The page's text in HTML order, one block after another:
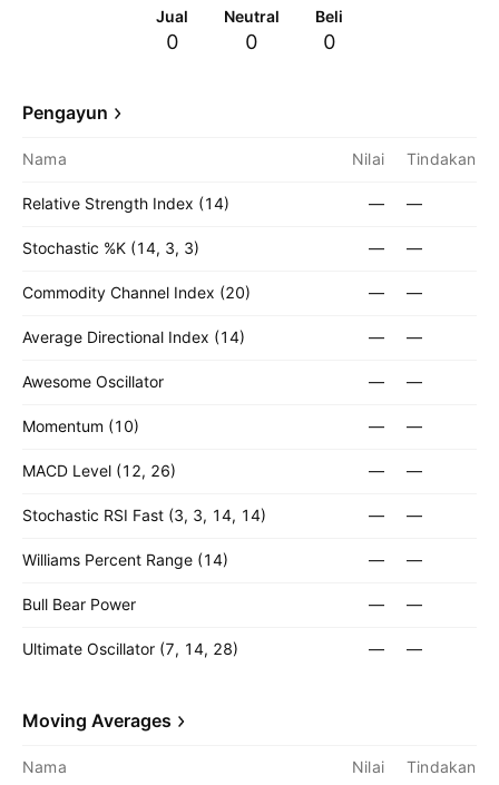
Jual
0
Neutral
0
Beli
0
Pengayun
Nama Nilai Tindakan
Relative Strength Index (14) — —
Stochastic %K (14, 3, 3) — —
Commodity Channel Index (20) — —
Average Directional Index (14) — —
Awesome Oscillator — —
Momentum (10) — —
MACD Level (12, 26) — —
Stochastic RSI Fast (3, 3, 14, 14) — —
Williams Percent Range (14) — —
Bull Bear Power — —
Ultimate Oscillator (7, 14, 28) — —
Moving Averages
Nama Nilai Tindakan